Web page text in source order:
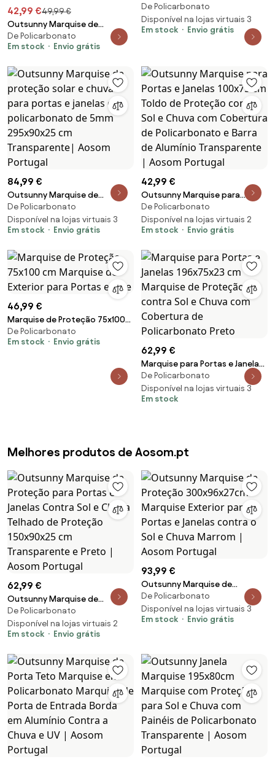
42,99 €49,99 €
Outsunny Marquise de
Proteção 75x100 cm para
Portas e Janelas contra Sol e
Alumínio Marrom e Preto |
Aosom Portugal
De Policarbonato
Em stock
Envio grátis
295x90 cm Marquise com
Proteção para So
De Policarbonato
Disponível na lojas virtuais 3
Em stock
Envio grátis
84,99 €
Outsunny Marquise de
proteção solar e chuva para
portas e janelas de
policarbonato de 5mm
Aosom Portugal
De Policarbonato
Disponível na lojas virtuais 3
Em stock
Envio grátis
42,99 €
Outsunny Marquise para
Portas e Janelas 100x75 cm
Toldo de Proteção contra Sol e
Chuva com Cobertura de
Alumínio Transparente | Aosom
Portugal
De Policarbonato
Disponível na lojas virtuais 2
Em stock
Envio grátis
46,99 €
Marquise de Proteção 75x100
cm Marquise de Exterior para
Portas e Jane
De Policarbonato
Em stock
Envio grátis
62,99 €
Marquise para Portas e Janelas
196x75x23 cm Marquise de
Proteção contra Sol e Chuva
com Cobertura de
De Policarbonato
Disponível na lojas virtuais 3
Em stock
Melhores produtos de Aosom.pt
62,99 €
Outsunny Marquise de
Proteção para Portas e Janelas
Contra Sol e Chuva Telhado de
Proteção 150x90x25 cm
Portugal
De Policarbonato
Disponível na lojas virtuais 2
Em stock
Envio grátis
93,99 €
Outsunny Marquise de
Proteção 300x96x27cm
Marquise Exterior para Portas e
Janelas contra o Sol e Chuva
De Policarbonato
Disponível na lojas virtuais 3
Em stock
Envio grátis